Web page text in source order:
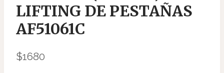
LIFTING DE PESTAÑAS
AF51061C
$1680